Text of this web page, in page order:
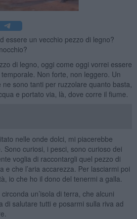
essere un vecchio pezzo di legno?
di legno, oggi come oggi vorrei essere
Non forte, non leggero. Un
sono tanti per ruzzolare quanto basta,
e portato via, là, dove corre il fiume.
nelle onde dolci, mi piacerebbe
Sono curiosi, i pesci, sono curioso dei
voglia di raccontargli quel pezzo di
e che l’aria accarezza. Per lasciarmi poi
io che ho il dono del tenermi a galla.
un’isola di terra, che alcuni
di salutare tutti e posarmi sulla riva ad